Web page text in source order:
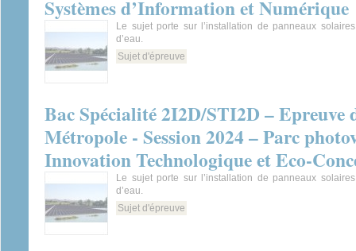
Systèmes d’Information et Numérique
Le sujet porte sur l’installation de panneaux
d’eau.
Sujet d'épreuve
Bac Spécialité 2I2D/STI2D – Epreuve
Métropole - Session 2024 – Parc
Innovation Technologique et Eco-
Le sujet porte sur l’installation de panneaux
d’eau.
Sujet d'épreuve